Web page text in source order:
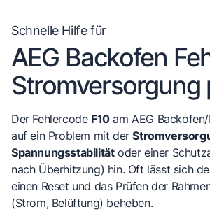
Schnelle Hilfe für
AEG Backofen
Stromversorgung
Der Fehlercode F10am AEG
auf ein Problem mit der
Spannungsstabilitätoder einer
nach Überhitzung) hin. Oft lässt sich
einen Reset und das Prüfen der
(Strom, Belüftung) beheben.